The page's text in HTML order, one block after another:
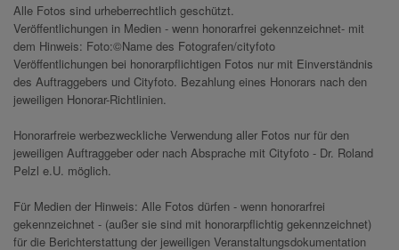
Alle Fotos sind urheberrechtlich geschützt.
Veröffentlichungen in Medien - wenn honorarfrei gekennzeichnet- mit
dem Hinweis: Foto:©Name des Fotografen/cityfoto
Veröffentlichungen bei honorarpflichtigen Fotos nur mit Einverständnis
des Auftraggebers und Cityfoto. Bezahlung eines Honorars nach den
jeweiligen Honorar-Richtlinien.
Honorarfreie werbezweckliche Verwendung aller Fotos nur für den
jeweiligen Auftraggeber oder nach Absprache mit Cityfoto - Dr. Roland
Pelzl e.U. möglich.
Für Medien der Hinweis: Alle Fotos dürfen - wenn honorarfrei
gekennzeichnet - (außer sie sind mit honorarpflichtig gekennzeichnet)
für die Berichterstattung der jeweiligen Veranstaltungsdokumentation